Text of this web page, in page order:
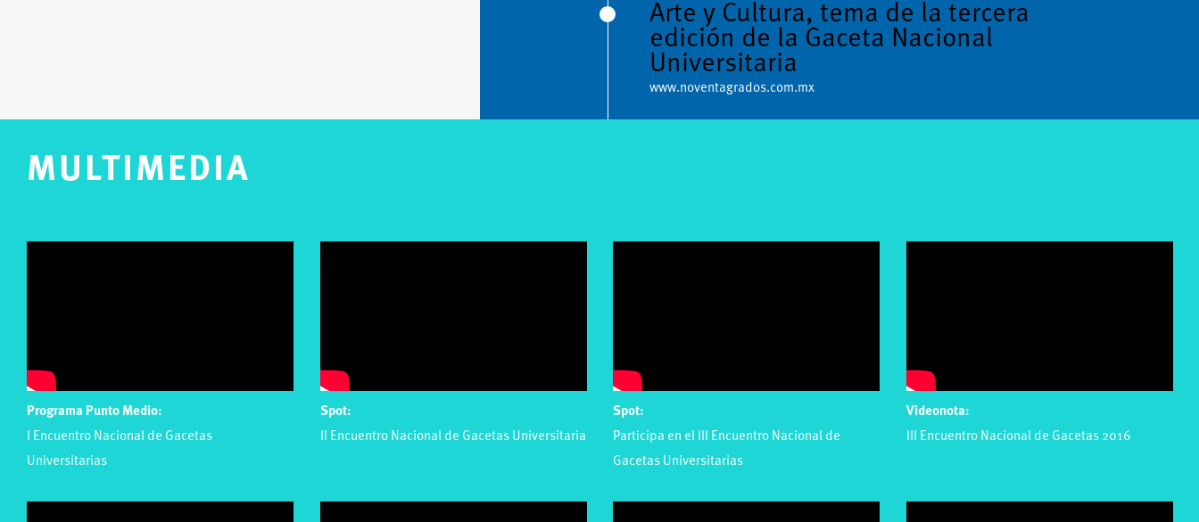
Arte y Cultura, tema de la tercera
edición de la Gaceta Nacional
Universitaria
www.noventagrados.com.mx
MULTIMEDIA
Programa Punto Medio:
I Encuentro Nacional de Gacetas
Universitarias
Spot:
II Encuentro Nacional de Gacetas Universitaria
Spot:
Participa en el III Encuentro Nacional de
Gacetas Universitarias
Videonota:
III Encuentro Nacional de Gacetas 2016